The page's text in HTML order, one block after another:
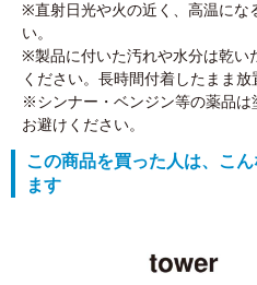
※直射日光や火の近く、高温にな
い。
※製品に付いた汚れや水分は乾い
ください。長時間付着したまま放
※シンナー・ベンジン等の薬品は
お避けください。
この商品を買った人は、こ
ます